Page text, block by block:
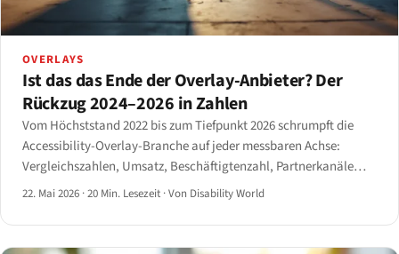
OVERLAYS
Ist das das Ende der Overlay-Anbieter? Der
Rückzug 2024–2026 in Zahlen
Vom Höchststand 2022 bis zum Tiefpunkt 2026 schrumpft die
Accessibility-Overlay-Branche auf jeder messbaren Achse:
Vergleichszahlen, Umsatz, Beschäftigtenzahl, Partnerkanäle
und regulatorische Legitimität. Ein Dossier der namentlich
22. Mai 2026 ·20 Min. Lesezeit ·Von Disability World